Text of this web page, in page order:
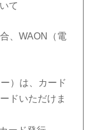
て
、WAON（電
）は、カード
ドいただけま